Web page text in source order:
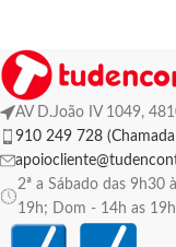
AV D.João IV 1049,
910 249 728
2ª a Sábado das 9h30
19h; Dom - 14h as 19h